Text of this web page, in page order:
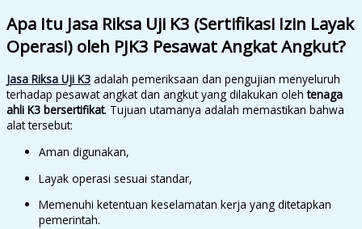
Apa Itu Jasa Riksa Uji K3 (Sertifikasi Izin Layak
Operasi) oleh PJK3 Pesawat Angkat Angkut?
Jasa Riksa Uji K3 adalah pemeriksaan dan pengujian menyeluruh
terhadap pesawat angkat dan angkut yang dilakukan olehtenaga
ahli K3 bersertifikat. Tujuan utamanya adalah memastikan bahwa
alat tersebut:
Aman digunakan,
Layak operasi sesuai standar,
Memenuhi ketentuan keselamatan kerja yang ditetapkan
pemerintah.